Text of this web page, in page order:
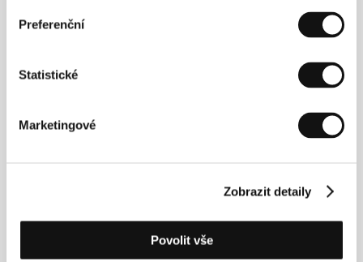
Preferenční
Statistické
Marketingové
Zobrazit detaily
Povolit vše
Nadine
Labakiová
za který získala cenu pro nejlepší krátký film na
reklamy a videoklipy pro proslulé zpěváky z Blízkého
východu. Canneská sekce Quinzaine des